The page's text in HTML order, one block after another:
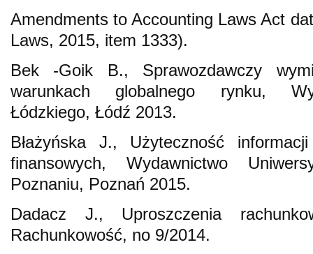
Amendments to Accounting Laws Act
Laws, 2015, item 1333).
Bek -Goik B., Sprawozdawczy
warunkach globalnego rynku,
Łódzkiego, Łódź 2013.
Błażyńska J., Użyteczność
finansowych, Wydawnictwo
Poznaniu, Poznań 2015.
Dadacz J., Uproszczenia
Rachunkowość, no 9/2014.